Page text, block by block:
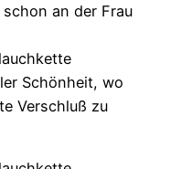
an der Frau
Schönheit, wo
Verschluß zu